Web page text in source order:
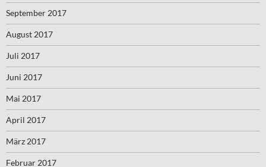
September 2017
August 2017
Juli 2017
Juni 2017
Mai 2017
April 2017
März 2017
Februar 2017